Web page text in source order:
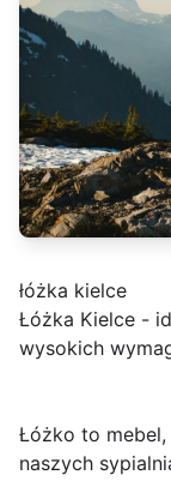
łóżka kielce
Łóżka Kielce -
wysokich
Łóżko to
naszych